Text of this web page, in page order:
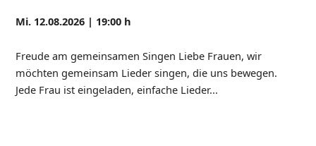
Mi. 12.08.2026 | 19:00 h
Freude am gemeinsamen Singen Liebe Frauen, wir
möchten gemeinsam Lieder singen, die uns bewegen.
Jede Frau ist eingeladen, einfache Lieder...